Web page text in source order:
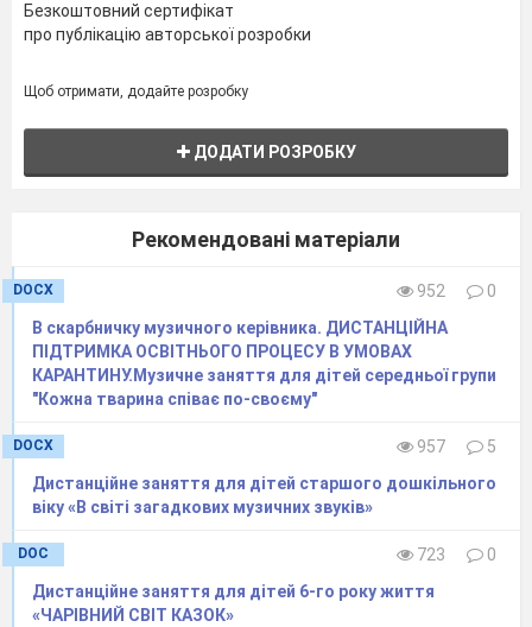
Безкоштовний сертифікат
про публікацію авторської розробки
Щоб отримати, додайте розробку
ДОДАТИ РОЗРОБКУ
Рекомендовані матеріали
DOCX 952
0
В скарбничку музичного керівника. ДИСТАНЦІЙНА
ПІДТРИМКА ОСВІТНЬОГО ПРОЦЕСУ В УМОВАХ
КАРАНТИНУ.Музичне заняття для дітей середньої групи
"Кожна тварина співає по-своєму"
DOCX 957
5
Дистанційне заняття для дітей старшого дошкільного
віку «В світі загадкових музичних звуків»
DOC 723
0
Дистанційне заняття для дітей 6-го року життя
«ЧАРІВНИЙ СВІТ КАЗОК»